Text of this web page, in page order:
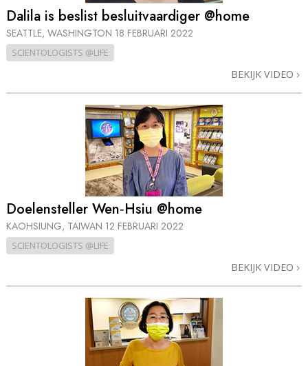
Dalila is beslist besluitvaardiger @home
SEATTLE, WASHINGTON 18 FEBRUARI 2022
SCIENTOLOGISTS @LIFE
BEKIJK VIDEO
Doelensteller Wen‑Hsiu @home
KAOHSIUNG, TAIWAN 12 FEBRUARI 2022
SCIENTOLOGISTS @LIFE
BEKIJK VIDEO